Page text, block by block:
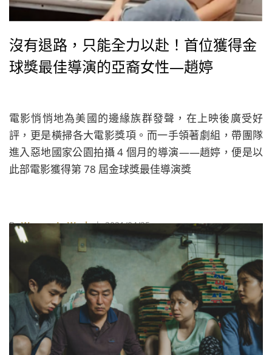
沒有退路，只能全力以赴！首位獲得金
球獎最佳導演的亞裔女性—趙婷
電影悄悄地為美國的邊緣族群發聲，在上映後廣受好
評，更是橫掃各大電影獎項。而一手領著劇組，帶團隊
進入惡地國家公園拍攝 4 個月的導演——趙婷，便是以
此部電影獲得第 78 屆金球獎最佳導演獎
ByWomen In Work| 2021/04/25